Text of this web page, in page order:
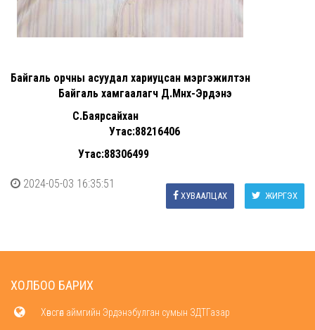
Байгаль орчны асуудал хариуцсан мэргэжилтэн
Байгаль хамгаалагч Д.Мөнх-Эрдэнэ
С.Баярсайхан
Утас:88216406
Утас:88306499
2024-05-03 16:35:51
ЖИРГЭХ
ХУВААЛЦАХ
ХОЛБОО БАРИХ
Хөвсгөл аймгийн Эрдэнэбулган сумын ЗДТГазар